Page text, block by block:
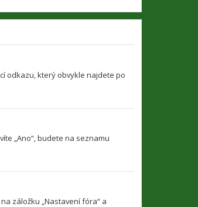
odkazu, který obvykle najdete po
„Ano“, budete na seznamu
záložku „Nastavení fóra“ a